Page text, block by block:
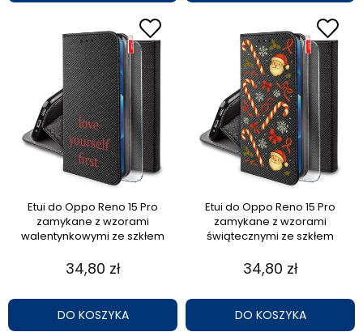
Etui do Oppo Reno 15 Pro
zamykane z wzorami
walentynkowymi ze szkłem
34,80 zł
DO KOSZYKA
Etui do Oppo Reno 15 Pro
zamykane z wzorami
świątecznymi ze szkłem
34,80 zł
DO KOSZYKA